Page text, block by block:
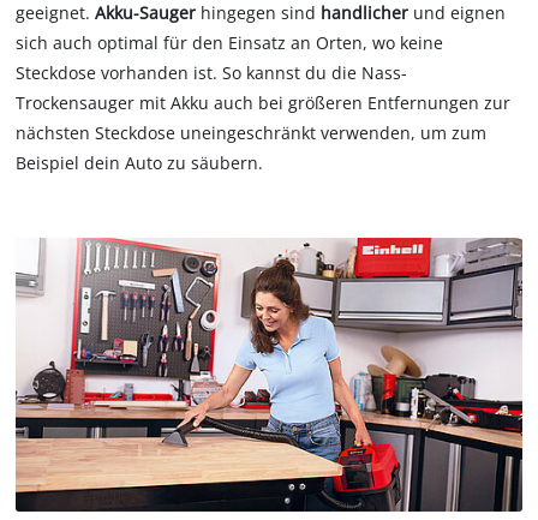
geeignet. Akku-Sauger hingegen sind handlicher und eignen
sich auch optimal für den Einsatz an Orten, wo keine
Steckdose vorhanden ist. So kannst du die Nass-
Trockensauger mit Akku auch bei größeren Entfernungen zur
nächsten Steckdose uneingeschränkt verwenden, um zum
Beispiel dein Auto zu säubern.